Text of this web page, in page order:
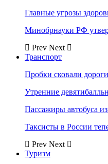
Главные угрозы
Минобрнауки РФ
Prev Next
Транспорт
Пробки сковали
Утренние
Пассажиры автобуса
Таксисты в России
Prev Next
Туризм